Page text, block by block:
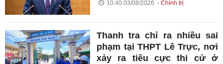
10:40 03/08/2026 Chính trị
Thanh tra chỉ ra nhiều sai
phạm tại THPT Lê Trực, nơi
xảy ra tiêu cực thi cử ở